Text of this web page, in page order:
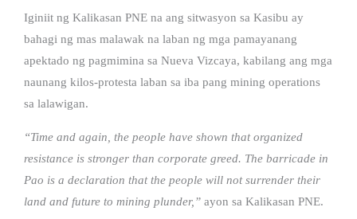
Iginiit ng Kalikasan PNE na ang sitwasyon sa Kasibu ay
bahagi ng mas malawak na laban ng mga pamayanang
apektado ng pagmimina sa Nueva Vizcaya, kabilang ang mga
naunang kilos-protesta laban sa iba pang mining operations
sa lalawigan.
“Time and again, the people have shown that organized
resistance is stronger than corporate greed. The barricade in
Pao is a declaration that the people will not surrender their
land and future to mining plunder,” ayon sa Kalikasan PNE.